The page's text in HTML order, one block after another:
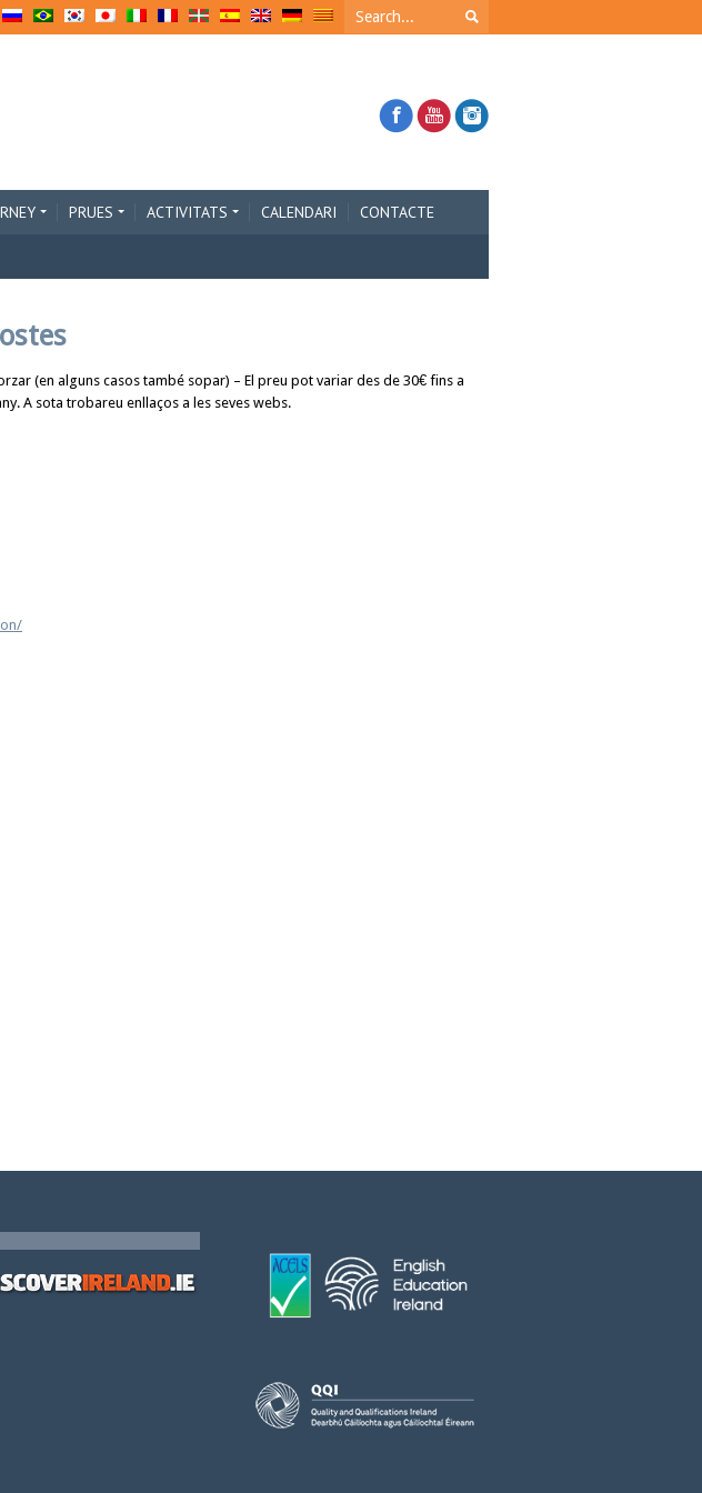
PRUES ACTIVITATS CALENDARI CONTACTE
(en alguns casos també sopar) – El preu pot variar des de 30€ fins a
A sota trobareu enllaços a les seves webs.